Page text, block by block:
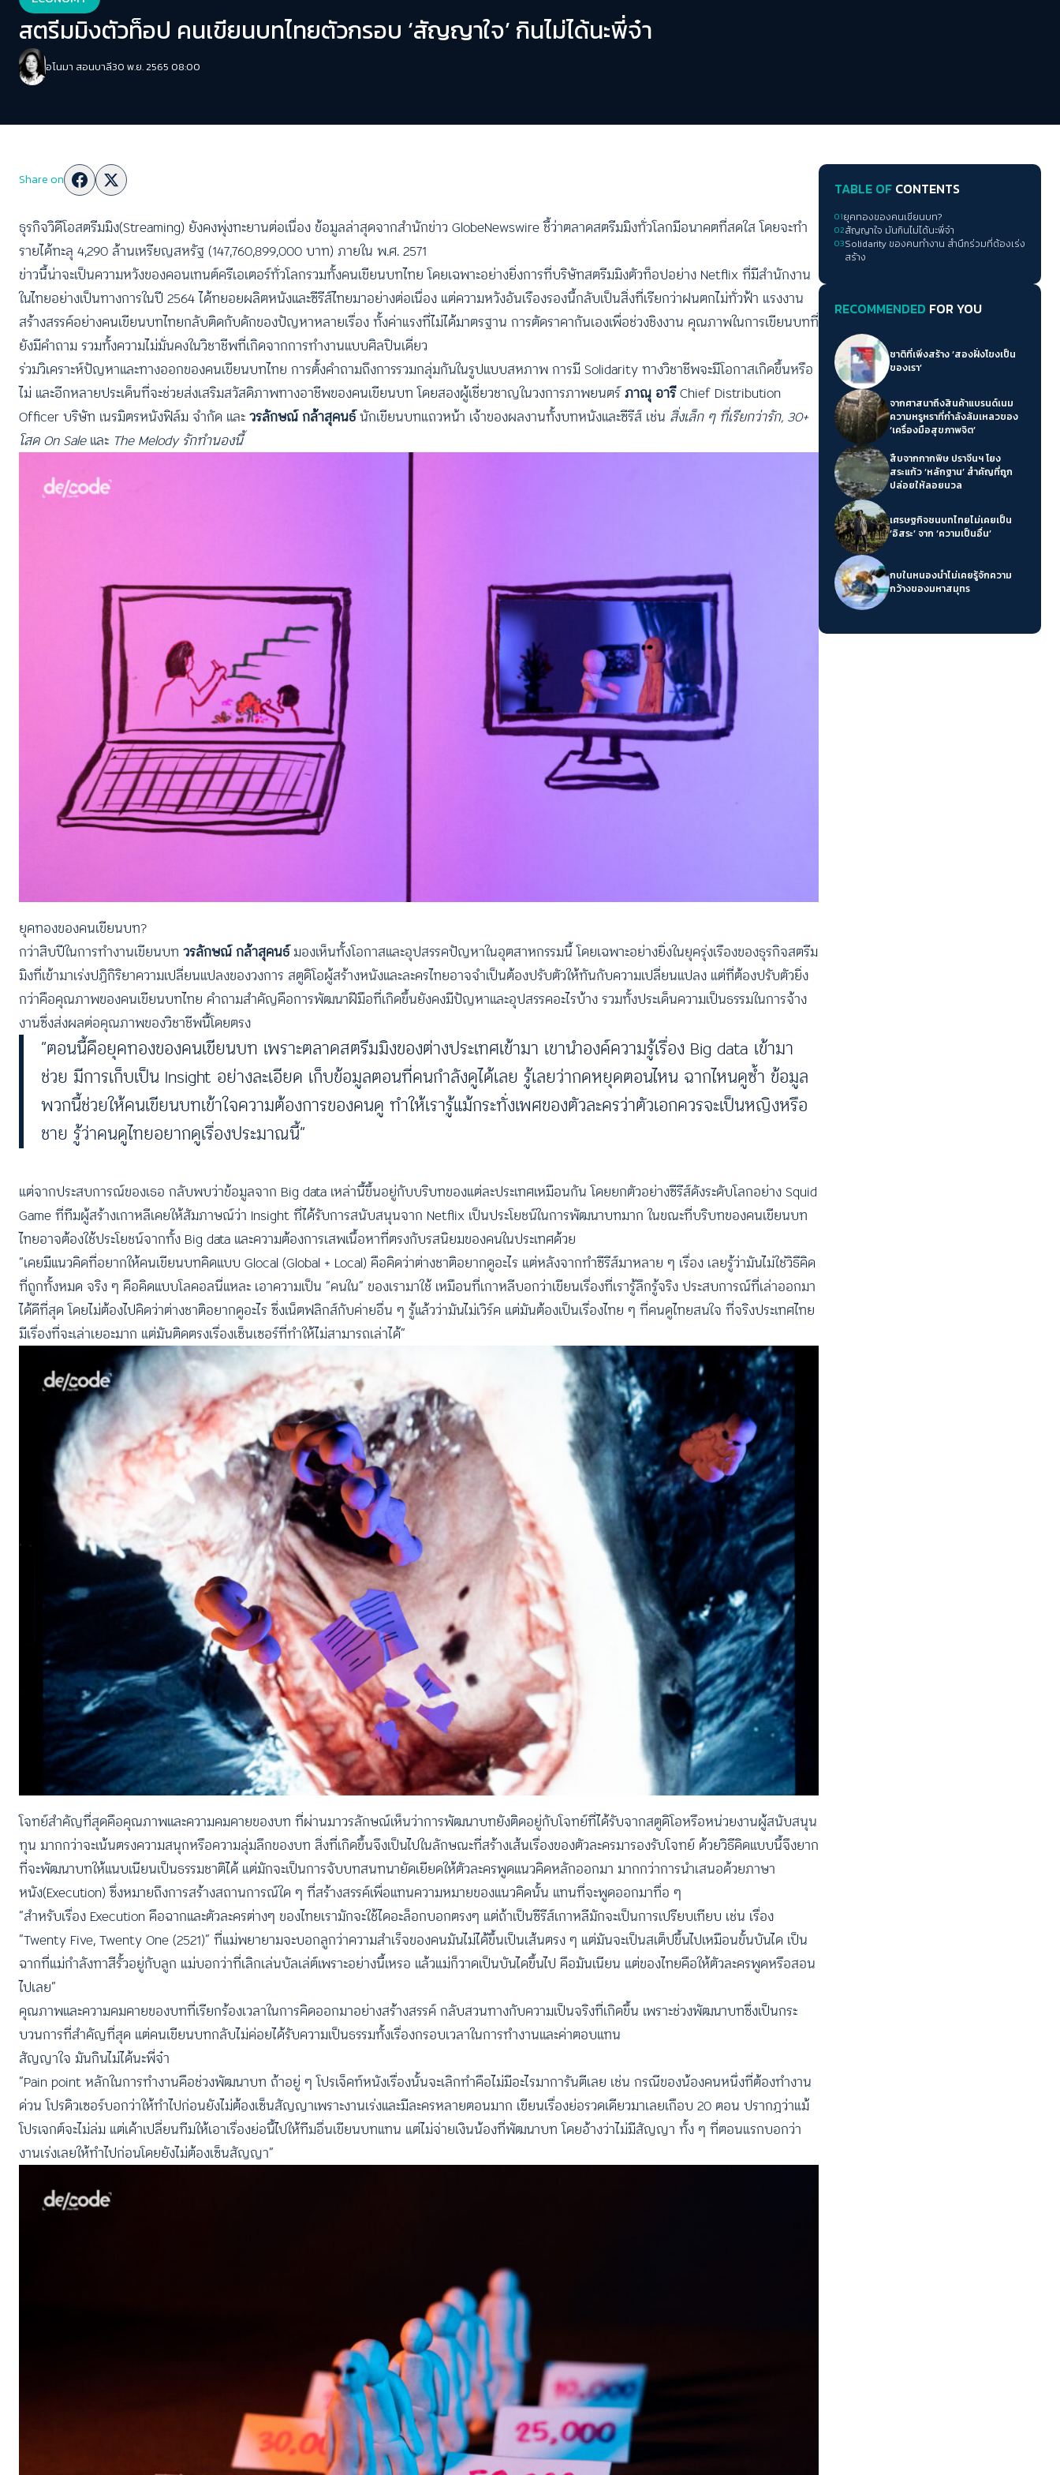
สตรีมมิงตัวท็อป คนเขียนบทไทยตัวกรอบ ‘สัญญาใจ’ กินไม่ได้นะพี่จ๋า
อโนมา สอนบาลี30 พ.ย. 2565 08:00
Share on
ธุรกิจวิดีโอสตรีมมิง(Streaming) ยังคงพุ่งทะยานต่อเนื่อง ข้อมูลล่าสุดจากสำนักข่าว GlobeNewswire ชี้ว่าตลาดสตรีมมิงทั่วโลกมีอนาคตที่สดใส โดยจะทำ
รายได้ทะลุ 4,290 ล้านเหรียญสหรัฐ (147,760,899,000 บาท) ภายใน พ.ศ. 2571
ข่าวนี้น่าจะเป็นความหวังของคอนเทนต์ครีเอเตอร์ทั่วโลกรวมทั้งคนเขียนบทไทย โดยเฉพาะอย่างยิ่งการที่บริษัทสตรีมมิงตัวท็อปอย่าง Netflix ที่มีสำนักงาน
ในไทยอย่างเป็นทางการในปี 2564 ได้ทยอยผลิตหนังและซีรีส์ไทยมาอย่างต่อเนื่อง แต่ความหวังอันเรืองรองนี้กลับเป็นสิ่งที่เรียกว่าฝนตกไม่ทั่วฟ้า แรงงาน
สร้างสรรค์อย่างคนเขียนบทไทยกลับติดกับดักของปัญหาหลายเรื่อง ทั้งค่าแรงที่ไม่ได้มาตรฐาน การตัดราคากันเองเพื่อช่วงชิงงาน คุณภาพในการเขียนบทที่
ยังมีคำถาม รวมทั้งความไม่มั่นคงในวิชาชีพที่เกิดจากการทำงานแบบศิลปินเดี่ยว
ร่วมวิเคราะห์ปัญหาและทางออกของคนเขียนบทไทย การตั้งคำถามถึงการรวมกลุ่มกันในรูปแบบสหภาพ การมี Solidarity ทางวิชาชีพจะมีโอกาสเกิดขึ้นหรือ
ไม่ และอีกหลายประเด็นที่จะช่วยส่งเสริมสวัสดิภาพทางอาชีพของคนเขียนบท โดยสองผู้เชี่ยวชาญในวงการภาพยนตร์ภาณุ อารีChief Distribution
Officer บริษัท เนรมิตรหนังฟิล์ม จำกัด และวรลักษณ์ กล้าสุคนธ์นักเขียนบทแถวหน้า เจ้าของผลงานทั้งบทหนังและซีรีส์ เช่น สิ่งเล็ก ๆ ที่เรียกว่ารัก, 30+
โสด On Saleและ The Melody รักทำนองนี้
ยุคทองของคนเขียนบท?
กว่าสิบปีในการทำงานเขียนบท วรลักษณ์ กล้าสุคนธ์มองเห็นทั้งโอกาสและอุปสรรคปัญหาในอุตสาหกรรมนี้ โดยเฉพาะอย่างยิ่งในยุครุ่งเรืองของธุรกิจสตรีม
มิงที่เข้ามาเร่งปฏิกิริยาความเปลี่ยนแปลงของวงการ สตูดิโอผู้สร้างหนังและละครไทยอาจจำเป็นต้องปรับตัวให้ทันกับความเปลี่ยนแปลง แต่ที่ต้องปรับตัวยิ่ง
กว่าคือคุณภาพของคนเขียนบทไทย คำถามสำคัญคือการพัฒนาฝีมือที่เกิดขึ้นยังคงมีปัญหาและอุปสรรคอะไรบ้าง รวมทั้งประเด็นความเป็นธรรมในการจ้าง
งานซึ่งส่งผลต่อคุณภาพของวิชาชีพนี้โดยตรง
“ตอนนี้คือยุคทองของคนเขียนบท เพราะตลาดสตรีมมิงของต่างประเทศเข้ามา เขานำองค์ความรู้เรื่อง Big data เข้ามา
ช่วย มีการเก็บเป็น Insight อย่างละเอียด เก็บข้อมูลตอนที่คนกำลังดูได้เลย รู้เลยว่ากดหยุดตอนไหน ฉากไหนดูซ้ำ ข้อมูล
พวกนี้ช่วยให้คนเขียนบทเข้าใจความต้องการของคนดู ทำให้เรารู้แม้กระทั่งเพศของตัวละครว่าตัวเอกควรจะเป็นหญิงหรือ
ชาย รู้ว่าคนดูไทยอยากดูเรื่องประมาณนี้”
แต่จากประสบการณ์ของเธอ กลับพบว่าข้อมูลจาก Big data เหล่านี้ขึ้นอยู่กับบริบทของแต่ละประเทศเหมือนกัน โดยยกตัวอย่างซีรีส์ดังระดับโลกอย่าง Squid
Game ที่ทีมผู้สร้างเกาหลีเคยให้สัมภาษณ์ว่า Insight ที่ได้รับการสนับสนุนจาก Netflix เป็นประโยชน์ในการพัฒนาบทมาก ในขณะที่บริบทของคนเขียนบท
ไทยอาจต้องใช้ประโยชน์จากทั้ง Big data และความต้องการเสพเนื้อหาที่ตรงกับรสนิยมของคนในประเทศด้วย
“เคยมีแนวคิดที่อยากให้คนเขียนบทคิดแบบ Glocal (Global + Local) คือคิดว่าต่างชาติอยากดูอะไร แต่หลังจากทำซีรีส์มาหลาย ๆ เรื่อง เลยรู้ว่ามันไม่ใช่วิธีคิด
ที่ถูกทั้งหมด จริง ๆ คือคิดแบบโลคอลนี่แหละ เอาความเป็น “คนใน” ของเรามาใช้ เหมือนที่เกาหลีบอกว่าเขียนเรื่องที่เรารู้ลึกรู้จริง ประสบการณ์ที่เล่าออกมา
ได้ดีที่สุด โดยไม่ต้องไปคิดว่าต่างชาติอยากดูอะไร ซึ่งเน็ตฟลิกส์กับค่ายอื่น ๆ รู้แล้วว่ามันไม่เวิร์ค แต่มันต้องเป็นเรื่องไทย ๆ ที่คนดูไทยสนใจ ที่จริงประเทศไทย
มีเรื่องที่จะเล่าเยอะมาก แต่มันติดตรงเรื่องเซ็นเซอร์ที่ทำให้ไม่สามารถเล่าได้”
โจทย์สำคัญที่สุดคือคุณภาพและความคมคายของบท ที่ผ่านมาวรลักษณ์เห็นว่าการพัฒนาบทยังติดอยู่กับโจทย์ที่ได้รับจากสตูดิโอหรือหน่วยงานผู้สนับสนุน
ทุน มากกว่าจะเน้นตรงความสนุกหรือความลุ่มลึกของบท สิ่งที่เกิดขึ้นจึงเป็นไปในลักษณะที่สร้างเส้นเรื่องของตัวละครมารองรับโจทย์ ด้วยวิธีคิดแบบนี้จึงยาก
ที่จะพัฒนาบทให้แนบเนียนเป็นธรรมชาติได้ แต่มักจะเป็นการจับบทสนทนายัดเยียดให้ตัวละครพูดแนวคิดหลักออกมา มากกว่าการนำเสนอด้วยภาษา
หนัง(Execution) ซึ่งหมายถึงการสร้างสถานการณ์ใด ๆ ที่สร้างสรรค์เพื่อแทนความหมายของแนวคิดนั้น แทนที่จะพูดออกมาทื่อ ๆ
“สำหรับเรื่อง Execution คือฉากและตัวละครต่างๆ ของไทยเรามักจะใช้ไดอะล็อกบอกตรงๆ แต่ถ้าเป็นซีรีส์เกาหลีมักจะเป็นการเปรียบเทียบ เช่น เรื่อง
“Twenty Five, Twenty One (2521)” ที่แม่พยายามจะบอกลูกว่าความสำเร็จของคนมันไม่ได้ขึ้นเป็นเส้นตรง ๆ แต่มันจะเป็นสเต็ปขึ้นไปเหมือนขั้นบันได เป็น
ฉากที่แม่กำลังทาสีรั้วอยู่กับลูก แม่บอกว่าที่เลิกเล่นบัลเล่ต์เพราะอย่างนี้เหรอ แล้วแม่ก็วาดเป็นบันไดขึ้นไป คือมันเนียน แต่ของไทยคือให้ตัวละครพูดหรือสอน
ไปเลย”
คุณภาพและความคมคายของบทที่เรียกร้องเวลาในการคิดออกมาอย่างสร้างสรรค์ กลับสวนทางกับความเป็นจริงที่เกิดขึ้น เพราะช่วงพัฒนาบทซึ่งเป็นกระ
บวนการที่สำคัญที่สุด แต่คนเขียนบทกลับไม่ค่อยได้รับความเป็นธรรมทั้งเรื่องกรอบเวลาในการทำงานและค่าตอบแทน
สัญญาใจ มันกินไม่ได้นะพี่จ๋า
“Pain point หลักในการทำงานคือช่วงพัฒนาบท ถ้าอยู่ ๆ โปรเจ็คท์หนังเรื่องนั้นจะเลิกทำคือไม่มีอะไรมาการันตีเลย เช่น กรณีของน้องคนหนึ่งที่ต้องทำงาน
ด่วน โปรดิวเซอร์บอกว่าให้ทำไปก่อนยังไม่ต้องเซ็นสัญญาเพราะงานเร่งและมีละครหลายตอนมาก เขียนเรื่องย่อรวดเดียวมาเลยเกือบ 20 ตอน ปรากฎว่าแม้
โปรเจกต์จะไม่ล่ม แต่เค้าเปลี่ยนทีมให้เอาเรื่องย่อนี้ไปให้ทีมอื่นเขียนบทแทน แต่ไม่จ่ายเงินน้องที่พัฒนาบท โดยอ้างว่าไม่มีสัญญา ทั้ง ๆ ที่ตอนแรกบอกว่า
งานเร่งเลยให้ทำไปก่อนโดยยังไม่ต้องเซ็นสัญญา”
TABLE OF CONTENTS
01ยุคทองของคนเขียนบท?
02สัญญาใจ มันกินไม่ได้นะพี่จ๋า
03Solidarity ของคนทำงาน สำนึกร่วมที่ต้องเร่ง
สร้าง
RECOMMENDED FOR YOU
ชาติที่เพิ่งสร้าง ‘สองฝั่งโขงเป็น
ของเรา’
จากศาสนาถึงสินค้าแบรนด์เนม
ความหรูหราที่กำลังล้มเหลวของ
‘เครื่องมือสุขภาพจิต’
สืบจากกากพิษ ปราจีนฯ โยง
สระแก้ว ‘หลักฐาน’ สำคัญที่ถูก
ปล่อยให้ลอยนวล
เศรษฐกิจชนบทไทยไม่เคยเป็น
‘อิสระ’ จาก ‘ความเป็นอื่น’
กบในหนองน้ำไม่เคยรู้จักความ
กว้างของมหาสมุทร